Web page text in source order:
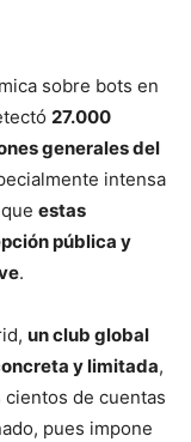
sobre bots en
27.000
generales del
intensa
estas
pública y
.
un club global
y limitada,
de cuentas
pues impone